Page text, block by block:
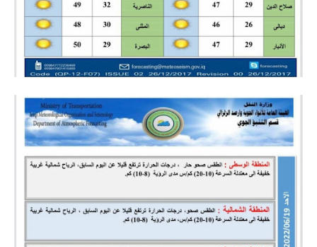
المرحلة المتوسطة
المرحلة الاعدادية
كتب مدرسية
المرحلة الابتدائية
المرحلة المتوسطة
المرحلة الاعدادية
ملازم دراسية
المرحلة الابتدائية